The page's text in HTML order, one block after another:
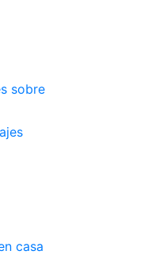
sobre
casa